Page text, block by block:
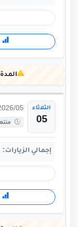
الثلاثاء
05
05
إجمالي الزيارات: